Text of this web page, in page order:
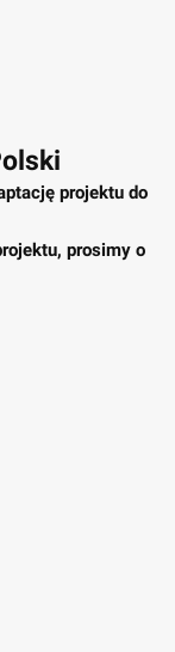
projektu do
prosimy o